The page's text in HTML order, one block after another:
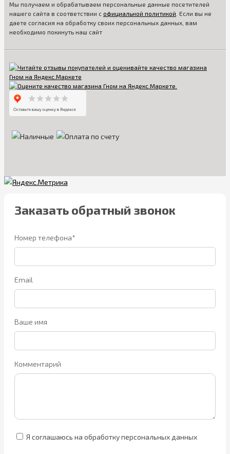
Мы получаем и обрабатываем персональные данные посетителей
нашего сайта в соответствии с официальной политикой . Если вы не
даете согласия на обработку своих персональных данных, вам
необходимо покинуть наш сайт
Заказать обратный звонок
Номер телефона*
Email
Ваше имя
Комментарий
Я соглашаюсь на обработку персональных данных